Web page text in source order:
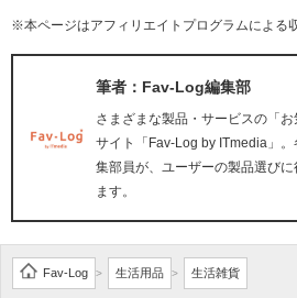
※本ページはアフィリエイトプログラムによる
筆者：Fav-Log編集部
さまざまな製品・サービスの「
サイト「Fav-Log by ITmedia」
集部員が、ユーザーの製品選び
ます。
Fav-Log > 生活用品 > 生活雑貨